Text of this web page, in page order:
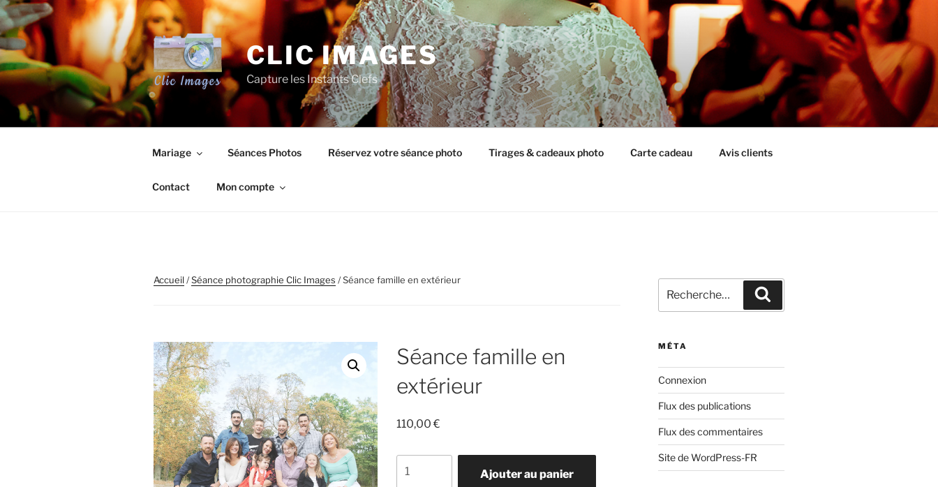
Aller
au
contenu
principal
CLIC IMAGES
Capture les Instants Clefs
Mariage Séances Photos Réservez votre séance photo Tirages & cadeaux photo Carte cadeau Avis clients
Contact Mon compte
Accueil/Séance photographie Clic Images / Séance famille en extérieur
Séance famille en
extérieur
110,00€
de
Ajouter au panier
pour
:
MÉTA
Connexion
Flux des publications
Flux des commentaires
Site de WordPress-FR